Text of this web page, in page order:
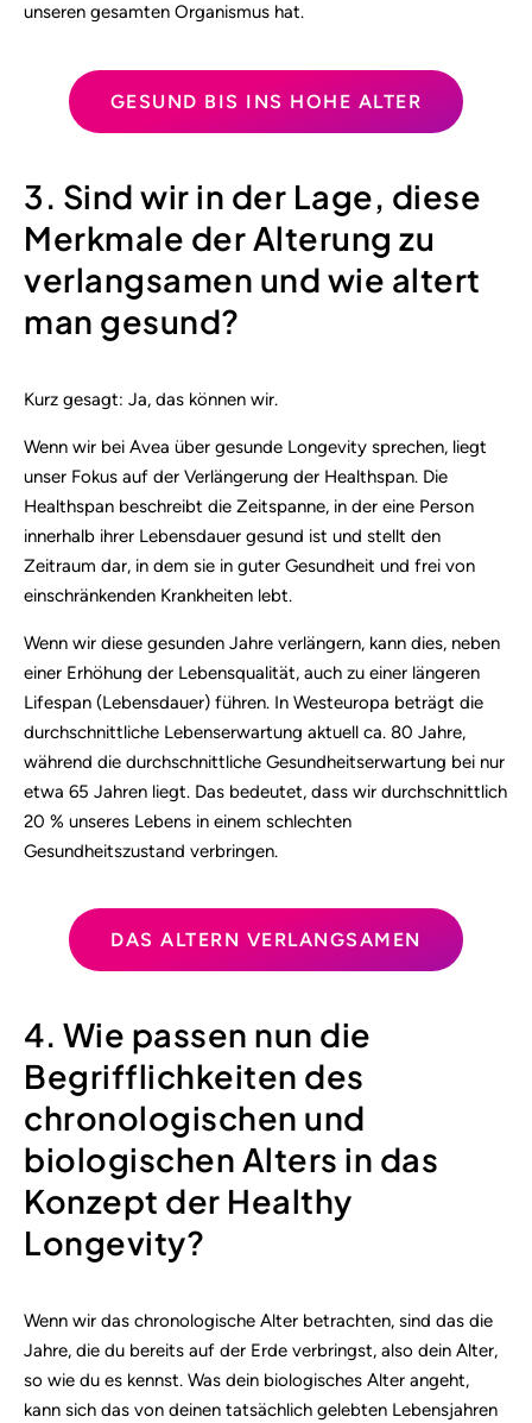
unseren gesamten Organismus hat.
GESUND BIS INS HOHE ALTER
3. Sind wir in der Lage, diese
Merkmale der Alterung zu
verlangsamen und wie altert
man gesund?
Kurz gesagt: Ja, das können wir.
Wenn wir bei Avea über gesunde Longevity sprechen, liegt
unser Fokus auf der Verlängerung der Healthspan. Die
Healthspan beschreibt die Zeitspanne, in der eine Person
innerhalb ihrer Lebensdauer gesund ist und stellt den
Zeitraum dar, in dem sie in guter Gesundheit und frei von
einschränkenden Krankheiten lebt.
Wenn wir diese gesunden Jahre verlängern, kann dies, neben
einer Erhöhung der Lebensqualität, auch zu einer längeren
Lifespan (Lebensdauer) führen. In Westeuropa beträgt die
durchschnittliche Lebenserwartung aktuell ca. 80 Jahre,
während die durchschnittliche Gesundheitserwartung bei nur
etwa 65 Jahren liegt. Das bedeutet, dass wir durchschnittlich
20 % unseres Lebens in einem schlechten
Gesundheitszustand verbringen.
DAS ALTERN VERLANGSAMEN
4. Wie passen nun die
Begrifflichkeiten des
chronologischen und
biologischen Alters in das
Konzept der Healthy
Longevity?
Wenn wir das chronologische Alter betrachten, sind das die
Jahre, die du bereits auf der Erde verbringst, also dein Alter,
so wie du es kennst. Was dein biologisches Alter angeht,
kann sich das von deinen tatsächlich gelebten Lebensjahren